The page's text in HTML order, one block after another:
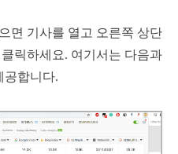
면 기사를 열고 오른쪽 상단
릭하세요. 여기서는 다음과
공합니다.